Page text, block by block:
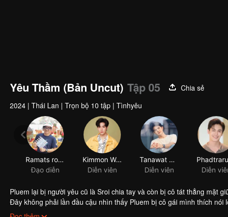
Yêu Thầm (Bản Uncut) Tập 05
Chia sẻ
2024 | Thái Lan | Trọn bộ 10 tập | Tìnhyêu
Ramats roungpratoom
Đạo diễn
Kimmon Warodom Khemmonta
Diễn viên
Tanawat Sukfuengfoo
Diễn viên
Diễn
Pluem lại bị người yêu cũ là Sroi chia tay và còn bị cô tát thẳng mặt
Đây không phải lần đầu cậu nhìn thấy Pluem bị cô gái mình thích
lần đến mức thành quen. Giương mắt nhìn Pluem ở trong tình cảnh